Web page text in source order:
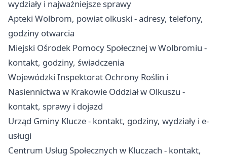
wydziały i najważniejsze sprawy
Apteki Wolbrom, powiat olkuski - adresy, telefony,
godziny otwarcia
Miejski Ośrodek Pomocy Społecznej w Wolbromiu -
kontakt, godziny, świadczenia
Wojewódzki Inspektorat Ochrony Roślin i
Nasiennictwa w Krakowie Oddział w Olkuszu -
kontakt, sprawy i dojazd
Urząd Gminy Klucze - kontakt, godziny, wydziały i e-
usługi
Centrum Usług Społecznych w Kluczach - kontakt,